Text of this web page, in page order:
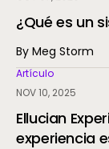
¿Qué es un
By Meg Storm
Artículo
NOV 10, 2025
Ellucian
experiencia